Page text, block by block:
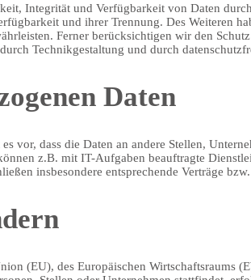
Integrität und Verfügbarkeit von Daten
und ihrer Trennung. Des Weiteren
Ferner berücksichtigen wir den
Technikgestaltung und durch
Daten
vor, dass die Daten an andere Stellen,
z.B. mit IT-Aufgaben beauftragte
insbesondere entsprechende Verträge
(EU), des Europäischen Wirtschaftsraums